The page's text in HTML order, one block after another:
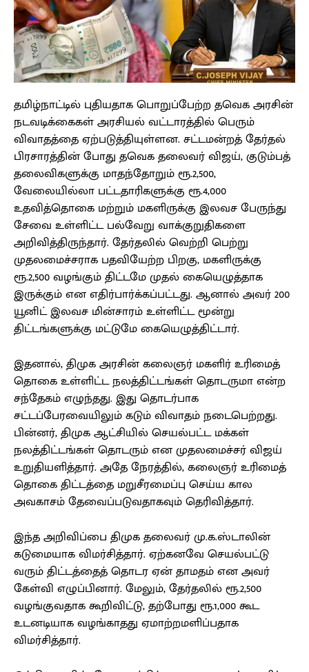
தமிழ்நாட்டில் புதியதாக பொறுப்பேற்ற தவெக அரசின்
நடவடிக்கைகள் அரசியல் வட்டாரத்தில் பெரும்
விவாதத்தை ஏற்படுத்தியுள்ளன. சட்டமன்றத் தேர்தல்
பிரசாரத்தின் போது தவெக தலைவர் விஜய், குடும்பத்
தலைவிகளுக்கு மாதந்தோறும் ரூ.2,500,
வேலையில்லா பட்டதாரிகளுக்கு ரூ.4,000
உதவித்தொகை மற்றும் மகளிருக்கு இலவச பேருந்து
சேவை உள்ளிட்ட பல்வேறு வாக்குறுதிகளை
அறிவித்திருந்தார். தேர்தலில் வெற்றி பெற்று
முதலமைச்சராக பதவியேற்ற பிறகு, மகளிருக்கு
ரூ.2,500 வழங்கும் திட்டமே முதல் கையெழுத்தாக
இருக்கும் என எதிர்பார்க்கப்பட்டது. ஆனால் அவர் 200
யூனிட் இலவச மின்சாரம் உள்ளிட்ட மூன்று
திட்டங்களுக்கு மட்டுமே கையெழுத்திட்டார்.
இதனால், திமுக அரசின் கலைஞர் மகளிர் உரிமைத்
தொகை உள்ளிட்ட நலத்திட்டங்கள் தொடருமா என்ற
சந்தேகம் எழுந்தது. இது தொடர்பாக
சட்டப்பேரவையிலும் கடும் விவாதம் நடைபெற்றது.
பின்னர், திமுக ஆட்சியில் செயல்பட்ட மக்கள்
நலத்திட்டங்கள் தொடரும் என முதலமைச்சர் விஜய்
உறுதியளித்தார். அதே நேரத்தில், கலைஞர் உரிமைத்
தொகை திட்டத்தை மறுசீரமைப்பு செய்ய கால
அவகாசம் தேவைப்படுவதாகவும் தெரிவித்தார்.
இந்த அறிவிப்பை திமுக தலைவர் மு.க.ஸ்டாலின்
கடுமையாக விமர்சித்தார். ஏற்கனவே செயல்பட்டு
வரும் திட்டத்தைத் தொடர ஏன் தாமதம் என அவர்
கேள்வி எழுப்பினார். மேலும், தேர்தலில் ரூ.2,500
வழங்குவதாக கூறிவிட்டு, தற்போது ரூ.1,000 கூட
உடனடியாக வழங்காதது ஏமாற்றமளிப்பதாக
விமர்சித்தார்.